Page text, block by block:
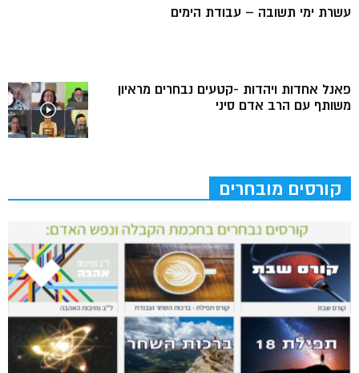
עשרת ימי תשובה – עבודת הימים
פאנל אחדות ויהדות -קטעים נבחרים מראיון
משותף עם הרב אדם סיני
קורסים מובחרים